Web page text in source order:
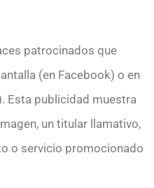
patrocinados que
(en Facebook) o en
Esta publicidad muestra
un titular llamativo,
o servicio promocionado